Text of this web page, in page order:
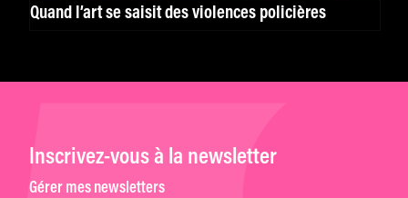
Quand l’art se saisit des violences policières
Inscrivez-vous à la newsletter
Gérer mes newsletters